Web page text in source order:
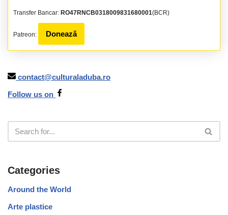
Transfer Bancar: RO47RNCB0318009831680001(BCR)
Patreon: Donează
contact@culturaladuba.ro
Follow us on
Categories
Around the World
Arte plastice